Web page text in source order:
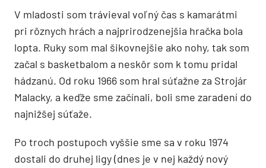
V mladosti som trávieval voľný čas s kamarátmi
pri rôznych hrách a najprirodzenejšia hračka bola
lopta. Ruky som mal šikovnejšie ako nohy, tak som
začal s basketbalom a neskôr som k tomu pridal
hádzanú. Od roku 1966 som hral súťažne za Strojár
Malacky, a keďže sme začínali, boli sme zaradení do
najnižšej súťaže.
Po troch postupoch vyššie sme sa v roku 1974
dostali do druhej ligy (dnes je v nej každý nový